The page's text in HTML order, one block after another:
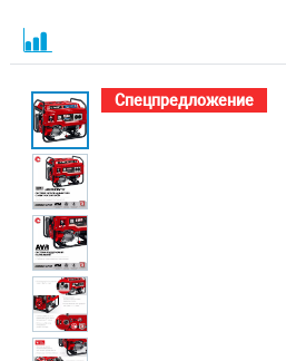
Спецпредложение